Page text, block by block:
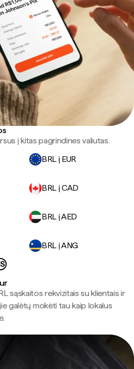
į kitas pagrindines valiutas.
BRL į EUR
BRL į CAD
BRL į AED
BRL į ANG
sąskaitos rekvizitais su klientais ir
galėtų mokėti tau kaip lokalus